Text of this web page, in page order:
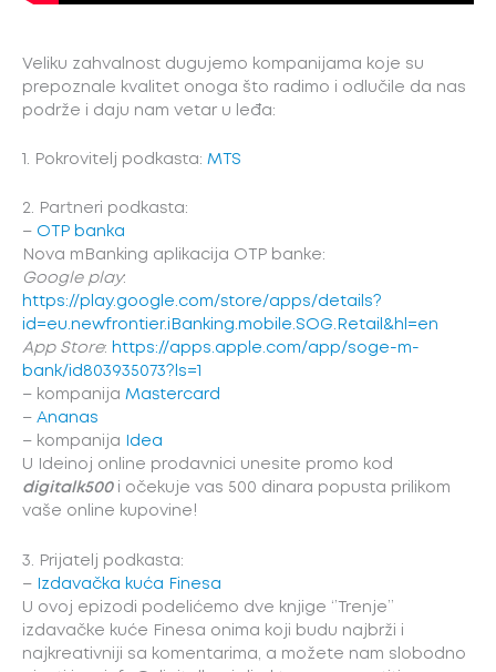
Veliku zahvalnost dugujemo kompanijama koje su
prepoznale kvalitet onoga što radimo i odlučile da nas
podrže i daju nam vetar u leđa:
1. Pokrovitelj podkasta: MTS
2. Partneri podkasta:
– OTP banka
Nova mBanking aplikacija OTP banke:
Google play:
https://play.google.com/store/apps/details?
id=eu.newfrontier.iBanking.mobile.SOG.Retail&hl=en
App Store: https://apps.apple.com/app/soge-m-
bank/id803935073?ls=1
– kompanija Mastercard
– Ananas
– kompanija
Idea
U Ideinoj online prodavnici unesite promo kod
digitalk500i očekuje vas 500 dinara popusta prilikom
vaše online kupovine!
3. Prijatelj podkasta:
–
Izdavačka kuća Finesa
U ovoj epizodi podelićemo dve knjige ‘’Trenje’’
izdavačke kuće Finesa onima koji budu najbrži i
najkreativniji sa komentarima, a možete nam slobodno